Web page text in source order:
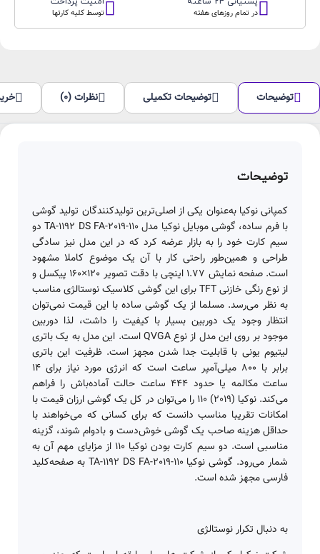
DS
کارت
(اصلی)
عدد
در تمام روزهای هفته توسط کلیه کارتها
توضیحات توضیحات تکمیلی نظرات (0)
توضیحات
کمپانی نوکیا به‌عنوان یکی از اصلی‌ترین تولیدکنندگان تولید گوشی
با فرم ساده، گوشی موبایل نوکیا مدل 110-2019-TA-1192 DS FA دو
سیم‌ کارت خود را به بازار عرضه کرد که در این مدل نیز سادگی
طراحی و همین‌طور راحتی کار با آن یک موضوع کاملا مشهود
است. صفحه نمایش 1.77 اینچی با دقت تصویر 120×160 پیکسل و
از نوع رنگی خازنی TFT برای این گوشی کلاسیک نوستالژی مناسب
به نظر می‌رسد. مسلما از یک گوشی ساده با این قیمت نمی‌توان
انتظار وجود یک دوربین بسیار با کیفیت را داشت، لذا دوربین
موجود بر روی این مدل از نوع QVGA است. این مدل به یک باتری
لیتیوم یونی با قابلیت جدا شدن مجهز است. ظرفیت این باتری
برابر با 800 میلی‌آمپر ساعت است که انرژی مورد نیاز برای 14
ساعت مکالمه یا حدود 444 ساعت حالت آماده‌باش را فراهم
می‌کند. نوکیا (2019) 110 را می‌توان در کل یک گوشی ارزان قیمت با
امکانات تقریبا مناسب دانست که برای کسانی که می‌خواهند با
حداقل هزینه صاحب یک گوشی خوش‌دست و بادوام شوند، گزینه
مناسبی است. دو سیم کارت بودن نوکيا 110 از مزایای مهم آن به
شمار می‌رود. گوشی نوکیا 110-2019-TA-1192 DS FA به صفحه‌کلید
فارسی مجهز شده است.
به دنبال تکرار نوستالژی